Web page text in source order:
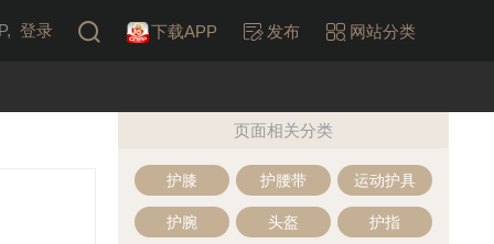
登录 下载APP 发布 网站分类
页面相关分类
护膝 护腰带 运动护具
护腕 头盔 护指